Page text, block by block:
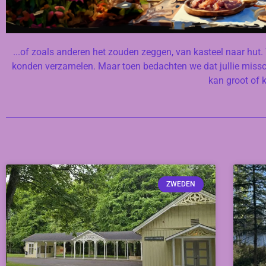
...of zoals anderen het zouden zeggen, van kasteel naar
konden verzamelen. Maar toen bedachten we dat jullie
kan groot of
ZWEDEN